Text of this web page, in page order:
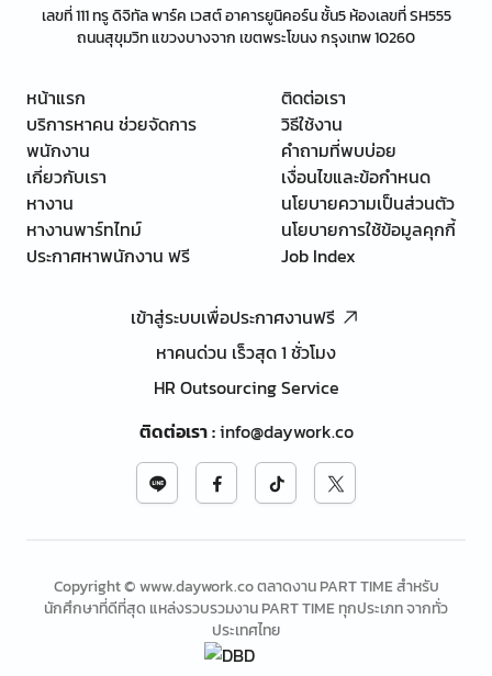
เลขที่ 111 ทรู ดิจิทัล พาร์ค เวสต์ อาคารยูนิคอร์น ชั้น5 ห้องเลขที่ SH555
ถนนสุขุมวิท แขวงบางจาก เขตพระโขนง กรุงเทพ 10260
หน้าแรก
บริการหาคน ช่วยจัดการ
พนักงาน
เกี่ยวกับเรา
หางาน
หางานพาร์ทไทม์
ประกาศหาพนักงาน ฟรี
ติดต่อเรา
วิธีใช้งาน
คำถามที่พบบ่อย
เงื่อนไขและข้อกำหนด
นโยบายความเป็นส่วนตัว
นโยบายการใช้ข้อมูลคุกกี้
Job Index
เข้าสู่ระบบเพื่อประกาศงานฟรี
หาคนด่วน เร็วสุด 1 ชั่วโมง
HR Outsourcing Service
ติดต่อเรา:info@daywork.co
Copyright © www.daywork.co ตลาดงาน PART TIME สำหรับ
นักศึกษาที่ดีที่สุด แหล่งรวบรวมงาน PART TIME ทุกประเภท จากทั่ว
ประเทศไทย